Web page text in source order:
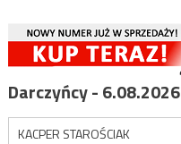
Darczyńcy - 6.08.2026
KACPER STAROŚCIAK